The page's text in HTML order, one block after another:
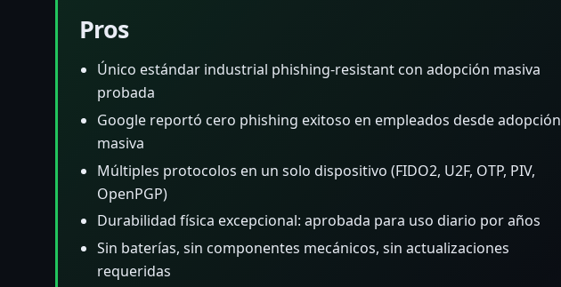
Pros
Único estándar industrial phishing-resistant con adopción masiva
probada
Google reportó cero phishing exitoso en empleados desde adopción
masiva
Múltiples protocolos en un solo dispositivo (FIDO2, U2F, OTP, PIV,
OpenPGP)
Durabilidad física excepcional: aprobada para uso diario por años
Sin baterías, sin componentes mecánicos, sin actualizaciones
requeridas